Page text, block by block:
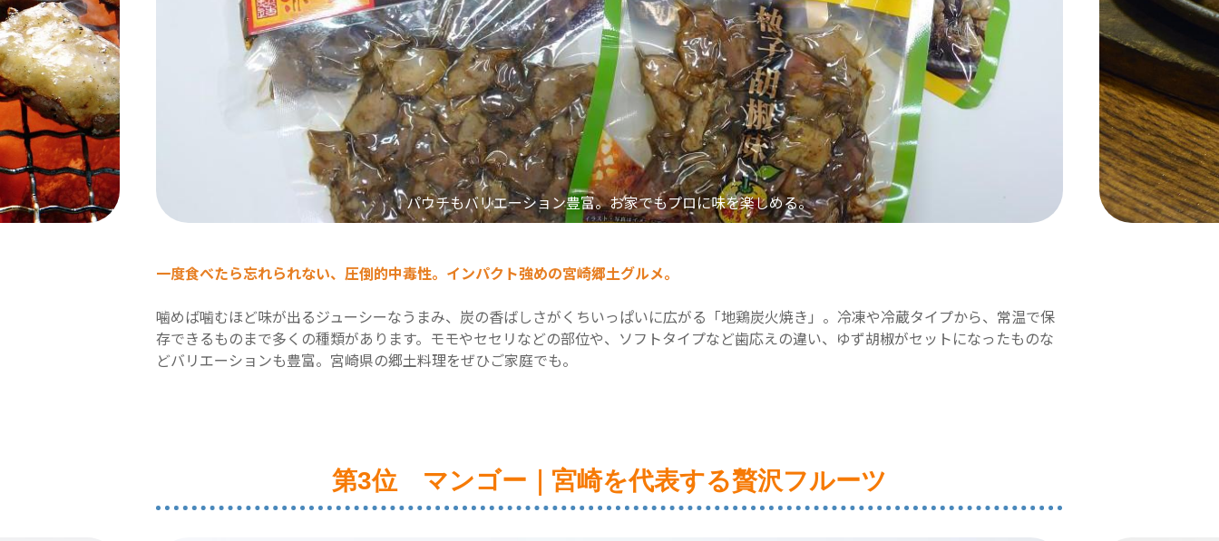
パウチもバリエーション豊富。お家でもプロに味を楽しめる。
一度食べたら忘れられない、圧倒的中毒性。インパクト強めの宮崎郷土グルメ。
噛めば噛むほど味が出るジューシーなうまみ、炭の香ばしさがくちいっぱいに広がる「地鶏炭火焼き」。冷凍や冷蔵タイプから、常温で保
存できるものまで多くの種類があります。モモやセセリなどの部位や、ソフトタイプなど歯応えの違い、ゆず胡椒がセットになったものな
どバリエーションも豊富。宮崎県の郷土料理をぜひご家庭でも。
第3位 マンゴー｜宮崎を代表する贅沢フルーツ